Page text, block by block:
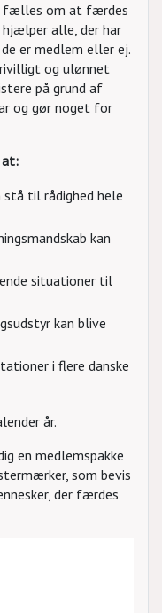
fælles om at færdes
hjælper alle, der har
er medlem eller ej.
og ulønnet
på grund af
og gør noget for
at:
stå til rådighed hele
kan
situationer til
kan blive
i flere danske
år.
en medlemspakke
som bevis
der færdes